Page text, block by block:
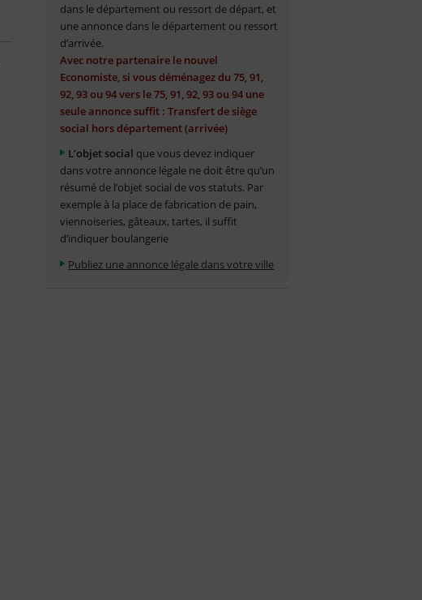
dans le département ou ressort de départ, et
une annonce dans le département ou ressort
d’arrivée.
Avec notre partenaire le nouvel
Economiste, si vous déménagez du 75, 91,
92, 93 ou 94 vers le 75, 91, 92, 93 ou 94 une
seule annonce suffit : Transfert de siège
social hors département (arrivée)
L’objet social que vous devez indiquer
dans votre annonce légale ne doit être qu’un
résumé de l’objet social de vos statuts. Par
exemple à la place de fabrication de pain,
viennoiseries, gâteaux, tartes, il suffit
d’indiquer boulangerie
Publiez une annonce légale dans votre ville